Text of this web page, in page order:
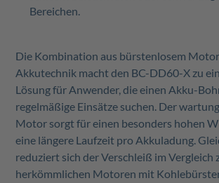
Bereichen.
Die Kombination aus bürstenlosem
Akkutechnik macht den BC-DD60-X zu
Lösung für Anwender, die einen Akku-
regelmäßige Einsätze suchen. Der
Motor sorgt für einen besonders hohen
eine längere Laufzeit pro Akkuladung.
reduziert sich der Verschleiß im Vergleich
herkömmlichen Motoren mit